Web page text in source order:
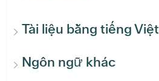
Tài liệu bằng tiếng Việt
Ngôn ngữ khác